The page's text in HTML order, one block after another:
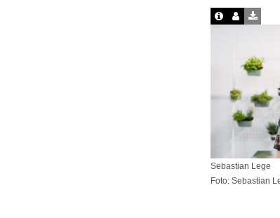
Sebastian Lege
Foto: Sebastian